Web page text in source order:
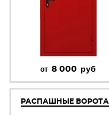
от 8 000 руб
РАСПАШНЫЕ ВОРОТА